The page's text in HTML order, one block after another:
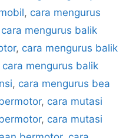
, cara mengurus
cara mengurus balik
, cara mengurus balik
cara mengurus balik
, cara mengurus bea
, cara mutasi
, cara mutasi